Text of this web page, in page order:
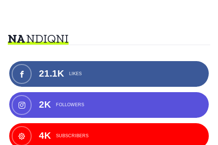
NANDIQNI
21.1K LIKES
2K FOLLOWERS
4K SUBSCRIBERS